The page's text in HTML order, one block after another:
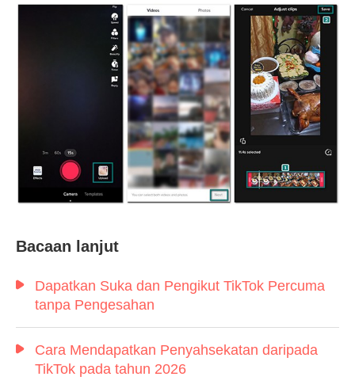
1.
2.
Langkah
Bacaan lanjut
Dapatkan Suka dan Pengikut TikTok Percuma
tanpa Pengesahan
Cara Mendapatkan Penyahsekatan daripada
TikTok pada tahun 2026